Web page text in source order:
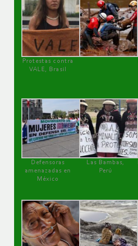
Protestas contra
VALE, Brasil
Defensoras
amenazadas en
México
Las Bambas,
Perú